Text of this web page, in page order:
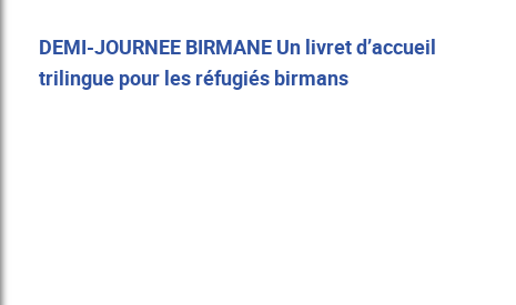
DEMI-JOURNEE BIRMANE Un livret d’accueil
trilingue pour les réfugiés birmans